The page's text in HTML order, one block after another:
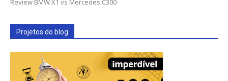
Review BMW X1 vs Mercedes C300
Projetos do blog